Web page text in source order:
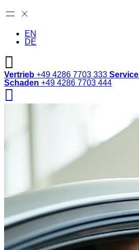
EN
DE
Vertrieb +49 4286 7703 333 Service
Schaden +49 4286 7703 444